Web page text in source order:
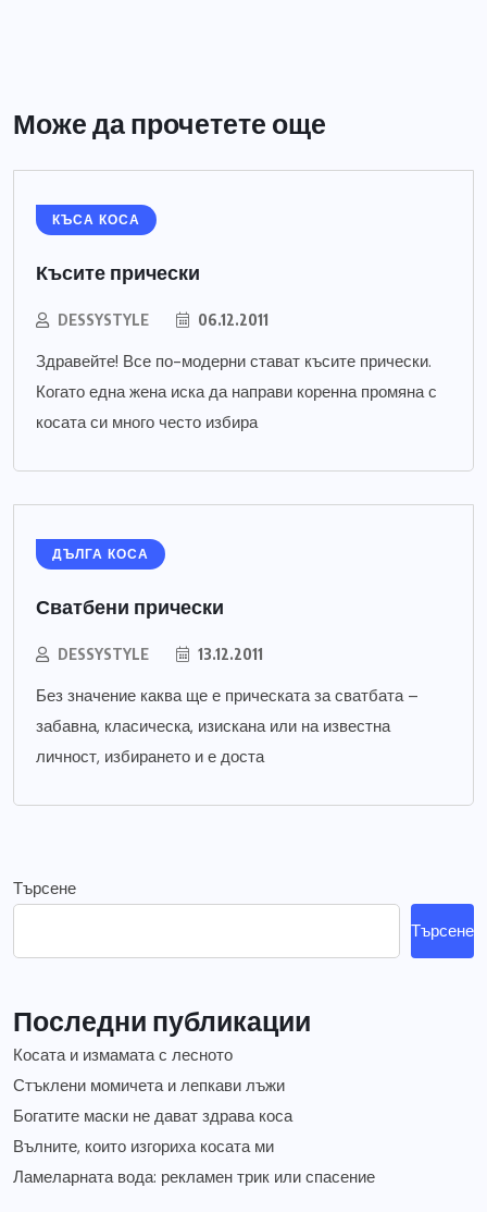
Може да прочетете още
КЪСА КОСА
Късите прически
DESSYSTYLE 06.12.2011
Здравейте! Все по-модерни стават късите прически.
Когато една жена иска да направи коренна промяна с
косата си много често избира
ДЪЛГА КОСА
Сватбени прически
DESSYSTYLE 13.12.2011
Без значение каква ще е прическата за сватбата –
забавна, класическа, изискана или на известна
личност, избирането и е доста
Търсене
Търсене
Последни публикации
Косата и измамата с лесното
Стъклени момичета и лепкави лъжи
Богатите маски не дават здрава коса
Вълните, които изгориха косата ми
Ламеларната вода: рекламен трик или спасение